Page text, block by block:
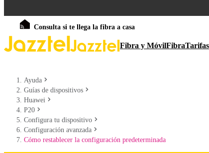
Consulta si te llega la fibra a casa
Fibra y MóvilFibra
Ayuda
Guías de dispositivos
Huawei
P20
Configura tu dispositivo
Configuración avanzada
Cómo restablecer la configuración predeterminada